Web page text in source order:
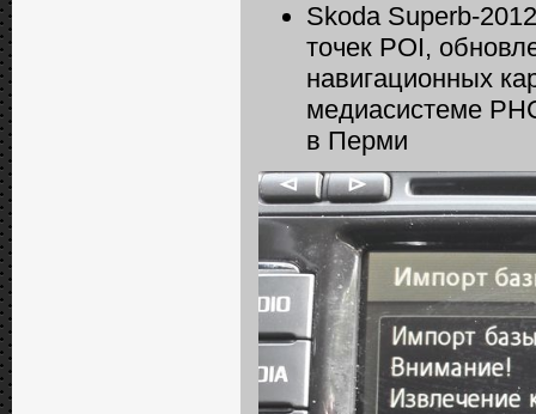
Skoda Superb-
точек POI,
навигационных
медиасистеме
в Перми